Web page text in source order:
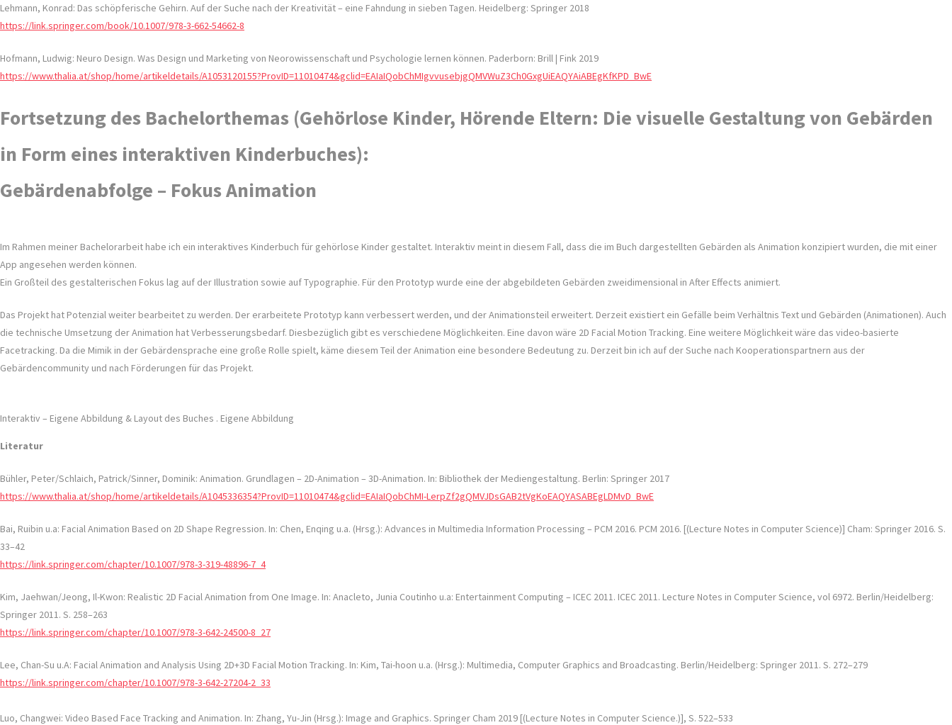
Lehmann, Konrad: Das schöpferische Gehirn. Auf der Suche nach der Kreativität – eine Fahndung in sieben Tagen. Heidelberg: Springer 2018
https://link.springer.com/book/10.1007/978-3-662-54662-8
Hofmann, Ludwig: Neuro Design. Was Design und Marketing von Neorowissenschaft und Psychologie lernen können. Paderborn: Brill | Fink 2019
https://www.thalia.at/shop/home/artikeldetails/A1053120155?ProvID=11010474&gclid=EAIaIQobChMIgvvusebjgQMVWuZ3Ch0GxgUiEAQYAiABEgKfKPD_BwE
Fortsetzung des Bachelorthemas (Gehörlose Kinder, Hörende Eltern: Die visuelle Gestaltung von Gebärden
in Form eines interaktiven Kinderbuches):
Gebärdenabfolge – Fokus Animation
Im Rahmen meiner Bachelorarbeit habe ich ein interaktives Kinderbuch für gehörlose Kinder gestaltet. Interaktiv meint in diesem Fall, dass die im Buch dargestellten Gebärden als Animation konzipiert wurden, die mit einer
App angesehen werden können.
Ein Großteil des gestalterischen Fokus lag auf der Illustration sowie auf Typographie. Für den Prototyp wurde eine der abgebildeten Gebärden zweidimensional in After Effects animiert.
Das Projekt hat Potenzial weiter bearbeitet zu werden. Der erarbeitete Prototyp kann verbessert werden, und der Animationsteil erweitert. Derzeit existiert ein Gefälle beim Verhältnis Text und Gebärden (Animationen). Auch
die technische Umsetzung der Animation hat Verbesserungsbedarf. Diesbezüglich gibt es verschiedene Möglichkeiten. Eine davon wäre 2D Facial Motion Tracking. Eine weitere Möglichkeit wäre das video-basierte
Facetracking. Da die Mimik in der Gebärdensprache eine große Rolle spielt, käme diesem Teil der Animation eine besondere Bedeutung zu. Derzeit bin ich auf der Suche nach Kooperationspartnern aus der
Gebärdencommunity und nach Förderungen für das Projekt.
Interaktiv – Eigene Abbildung & Layout des Buches . Eigene Abbildung
Literatur
Bühler, Peter/Schlaich, Patrick/Sinner, Dominik: Animation. Grundlagen – 2D-Animation – 3D-Animation. In: Bibliothek der Mediengestaltung. Berlin: Springer 2017
https://www.thalia.at/shop/home/artikeldetails/A1045336354?ProvID=11010474&gclid=EAIaIQobChMI-LerpZf2gQMVJDsGAB2tVgKoEAQYASABEgLDMvD_BwE
Bai, Ruibin u.a: Facial Animation Based on 2D Shape Regression. In: Chen, Enqing u.a. (Hrsg.): Advances in Multimedia Information Processing – PCM 2016. PCM 2016. [(Lecture Notes in Computer Science)] Cham: Springer 2016. S.
33–42
https://link.springer.com/chapter/10.1007/978-3-319-48896-7_4
Kim, Jaehwan/Jeong, Il-Kwon: Realistic 2D Facial Animation from One Image. In: Anacleto, Junia Coutinho u.a: Entertainment Computing – ICEC 2011. ICEC 2011. Lecture Notes in Computer Science, vol 6972. Berlin/Heidelberg:
Springer 2011. S. 258–263
https://link.springer.com/chapter/10.1007/978-3-642-24500-8_27
Lee, Chan-Su u.A: Facial Animation and Analysis Using 2D+3D Facial Motion Tracking. In: Kim, Tai-hoon u.a. (Hrsg.): Multimedia, Computer Graphics and Broadcasting. Berlin/Heidelberg: Springer 2011. S. 272–279
https://link.springer.com/chapter/10.1007/978-3-642-27204-2_33
Luo, Changwei: Video Based Face Tracking and Animation. In: Zhang, Yu-Jin (Hrsg.): Image and Graphics. Springer Cham 2019 [(Lecture Notes in Computer Science.)], S. 522–533